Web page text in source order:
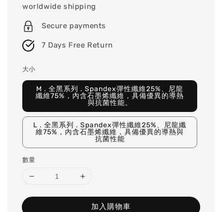
worldwide shipping
Secure payments
7 Days Free Return
大小
M . 全黑系列 . Spandex彈性纖維25%、尼龍
纖維75%，內含石墨烯纖維，具備優異的導熱
與抗菌性能。
L . 全黑系列 . Spandex彈性纖維25%、尼龍纖
維75%，內含石墨烯纖維，具備優異的導熱與
抗菌性能
數量
加入購物車